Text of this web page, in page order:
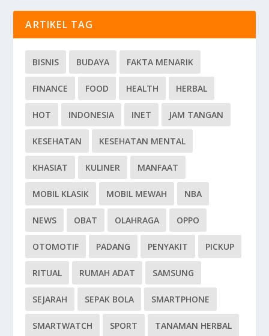
ARTIKEL TAG
BISNIS BUDAYA FAKTA MENARIK
FINANCE FOOD HEALTH HERBAL
HOT INDONESIA INET JAM TANGAN
KESEHATAN KESEHATAN MENTAL
KHASIAT KULINER MANFAAT
MOBIL KLASIK MOBIL MEWAH NBA
NEWS OBAT OLAHRAGA OPPO
OTOMOTIF PADANG PENYAKIT PICKUP
RITUAL RUMAH ADAT SAMSUNG
SEJARAH SEPAK BOLA SMARTPHONE
SMARTWATCH SPORT TANAMAN HERBAL